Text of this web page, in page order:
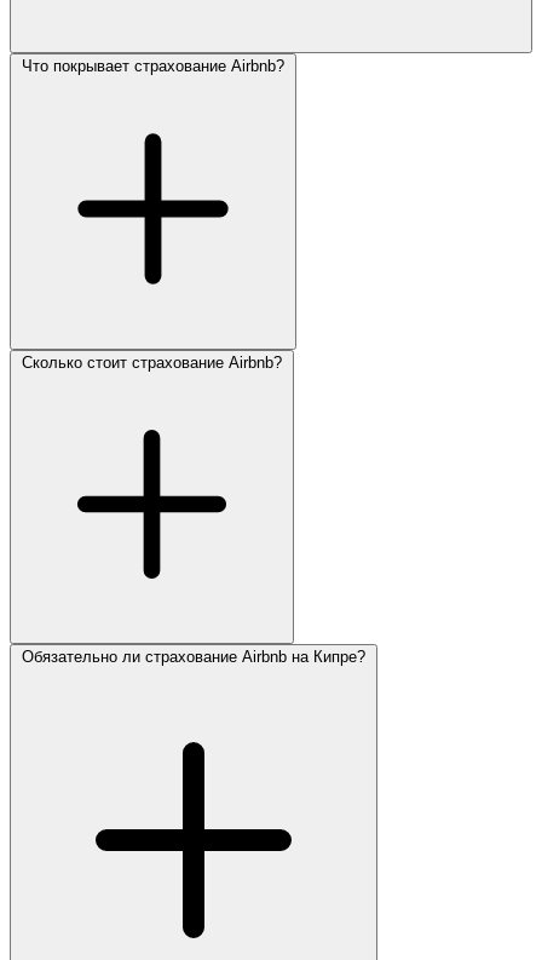
Что покрывает страхование Airbnb?
Сколько стоит страхование Airbnb?
Обязательно ли страхование Airbnb на Кипре?